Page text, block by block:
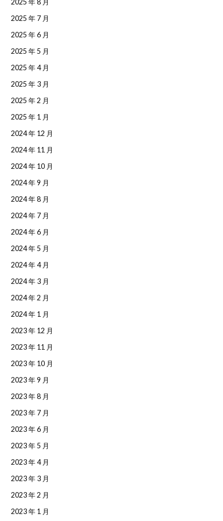
2025 年 8 月
2025 年 7 月
2025 年 6 月
2025 年 5 月
2025 年 4 月
2025 年 3 月
2025 年 2 月
2025 年 1 月
2024 年 12 月
2024 年 11 月
2024 年 10 月
2024 年 9 月
2024 年 8 月
2024 年 7 月
2024 年 6 月
2024 年 5 月
2024 年 4 月
2024 年 3 月
2024 年 2 月
2024 年 1 月
2023 年 12 月
2023 年 11 月
2023 年 10 月
2023 年 9 月
2023 年 8 月
2023 年 7 月
2023 年 6 月
2023 年 5 月
2023 年 4 月
2023 年 3 月
2023 年 2 月
2023 年 1 月